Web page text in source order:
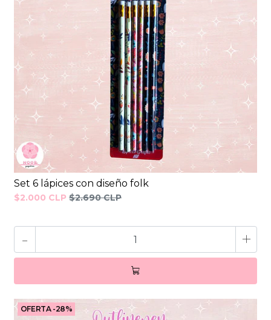
Set 6 lápices con diseño folk
$2.000 CLP $2.690 CLP
- +
OFERTA -28%